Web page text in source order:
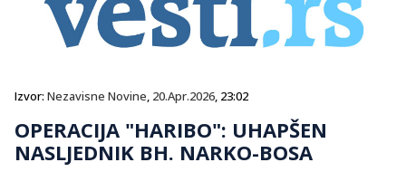
Izvor: Nezavisne Novine, 20.Apr.2026, 23:02
OPERACIJA "HARIBO": UHAPŠEN
NASLJEDNIK BH. NARKO-BOSA